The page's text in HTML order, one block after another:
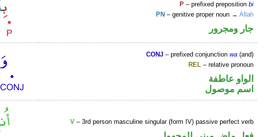
P – prefixed prepositionbi
PN – genitive proper noun →Allah
جار ومجرور
CONJ – prefixed conjunctionwa (and)
REL – relative pronoun
الواو عاطفة
اسم موصول
V – 3rd person masculine singular (form IV) passive perfect verb